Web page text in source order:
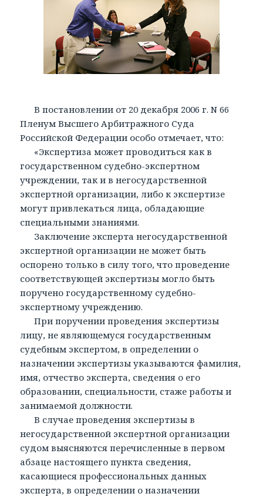
В постановлении от 20 декабря 2006 г. N 66
Пленум Высшего Арбитражного Суда
Российской Федерации особо отмечает, что:
«Экспертиза может проводиться как в
государственном судебно-экспертном
учреждении, так и в негосударственной
экспертной организации, либо к экспертизе
могут привлекаться лица, обладающие
специальными знаниями.
Заключение эксперта негосударственной
экспертной организации не может быть
оспорено только в силу того, что проведение
соответствующей экспертизы могло быть
поручено государственному судебно-
экспертному учреждению.
При поручении проведения экспертизы
лицу, не являющемуся государственным
судебным экспертом, в определении о
назначении экспертизы указываются фамилия,
имя, отчество эксперта, сведения о его
образовании, специальности, стаже работы и
занимаемой должности.
В случае проведения экспертизы в
негосударственной экспертной организации
судом выясняются перечисленные в первом
абзаце настоящего пункта сведения,
касающиеся профессиональных данных
эксперта, в определении о назначении